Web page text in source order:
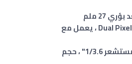
الكاميرا الخلفية: كاميرا ثلاثية الأولى بدقة 12 ميجابكسل ( فتحة عدسة f/1.5-1.8-2.4 ) بعد بؤري 27 ملم
(واسعة) ، حجم المستشعر 1/5.55" ، حجم البكسل 1.4 ميكرومتر ، تقنية البيكسل المزودج Dual Pixel ، يعمل مع
والثانية بدقة 12 ميجابكسل بفتحة عدسة f/2.1 بعد بؤري 52 ملم تقنية (مقربة) ، حجم المستشعر 1/3.6" ، حجم